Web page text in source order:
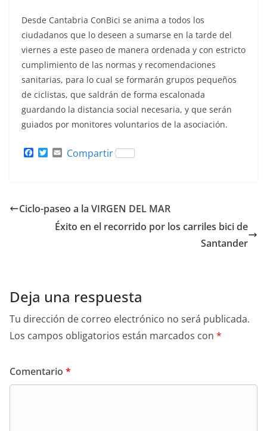
Desde Cantabria ConBici se anima a todos los
ciudadanos que lo deseen a sumarse en la tarde del
viernes a este paseo de manera ordenada y con estricto
cumplimiento de las normas y recomendaciones
sanitarias, para lo cual se formarán grupos pequeños
de ciclistas, que saldrán de forma escalonada
guardando la distancia social necesaria, y que serán
guiados por monitores voluntarios de la asociación.
o
T
r
Compartir
Ciclo-paseo a la VIRGEN DEL MAR
Éxito en el recorrido por los carriles bici de
Santander
Deja una respuesta
Tu dirección de correo electrónico no será publicada.
Los campos obligatorios están marcados con *
Comentario *